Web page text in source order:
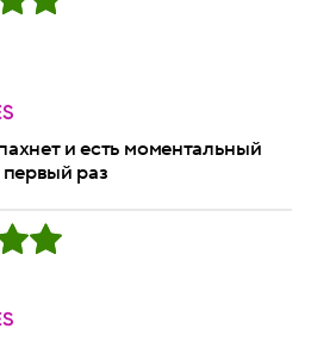
и есть моментальный
раз